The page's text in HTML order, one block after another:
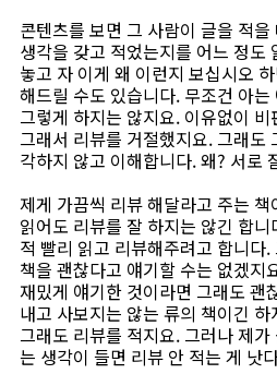
콘텐츠를 보면 그 사람이 글을 적
생각을 갖고 적었는지를 어느 정도
놓고 자 이게 왜 이런지 보십시오
해드릴 수도 있습니다. 무조건 아
그렇게 하지는 않지요. 이유없이
그래서 리뷰를 거절했지요. 그래도
각하지 않고 이해합니다. 왜? 서로
제게 가끔씩 리뷰 해달라고 주는
읽어도 리뷰를 잘 하지는 않긴 합
적 빨리 읽고 리뷰해주려고 합니다
책을 괜찮다고 얘기할 수는 없겠지
재밌게 얘기한 것이라면 그래도 괜
내고 사보지는 않는 류의 책이긴
그래도 리뷰를 적지요. 그러나 제
는 생각이 들면 리뷰 안 적는 게 낫